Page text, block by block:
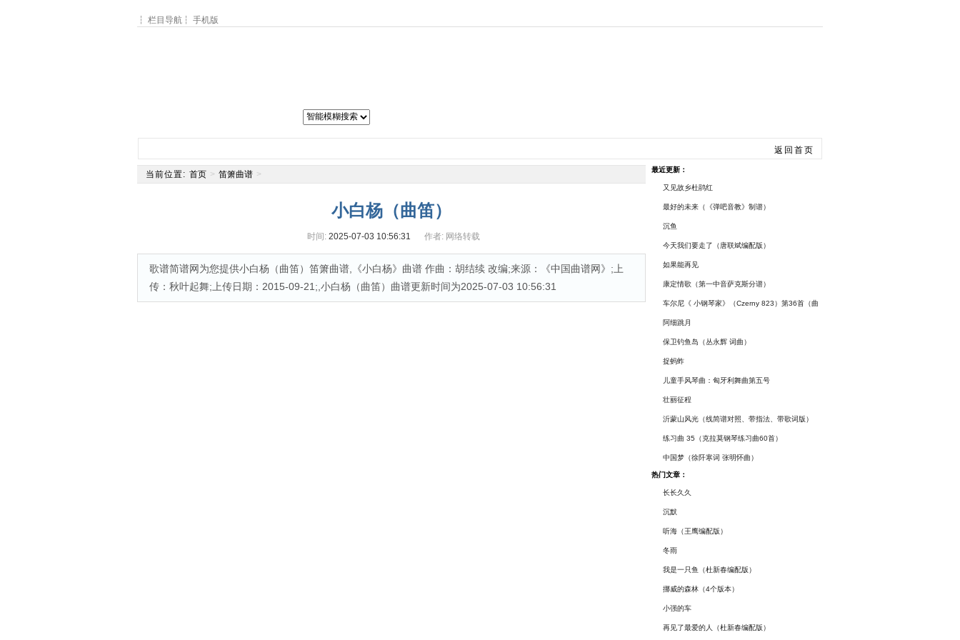
┆ 栏目导航 ┆ 手机版
返回首页
当前位置: 首页 > 笛箫曲谱 >
小白杨（曲笛）
时间: 2025-07-03 10:56:31 作者: 网络转载
歌谱简谱网为您提供小白杨（曲笛）笛箫曲谱,《小白杨》曲谱 作曲：胡结续 改编;来源：《中国曲谱网》;上
传：秋叶起舞;上传日期：2015-09-21;,小白杨（曲笛）曲谱更新时间为2025-07-03 10:56:31
最近更新：
又见故乡杜鹃红
最好的未来（《弹吧音教》制谱）
沉鱼
今天我们要走了（唐联斌编配版）
如果能再见
康定情歌（第一中音萨克斯分谱）
车尔尼《 小钢琴家》（Czerny 823）第36首（曲
谱及练习提示）
阿细跳月
保卫钓鱼岛（丛永辉 词曲）
捉蚂蚱
儿童手风琴曲：匈牙利舞曲第五号
壮丽征程
沂蒙山风光（线简谱对照、带指法、带歌词版）
练习曲 35（克拉莫钢琴练习曲60首）
中国梦（徐阡寒词 张明怀曲）
热门文章：
长长久久
沉默
听海（王鹰编配版）
冬雨
我是一只鱼（杜新春编配版）
挪威的森林（4个版本）
小强的车
再见了最爱的人（杜新春编配版）